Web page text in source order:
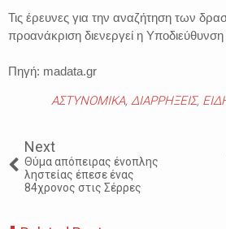
Τις έρευνες για την αναζήτηση των
προανάκριση διενεργεί η
Πηγή: madata.gr
ΑΣΤΥΝΟΜΙΚΑ, ΔΙΑΡΡΗΞΕΙΣ,
Next
Θύμα απόπειρας ένοπλης
ληστείας έπεσε ένας
84χρονος στις Σέρρες